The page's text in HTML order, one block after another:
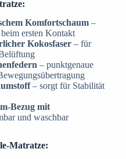
Komfortschaum–
ersten Kontakt
Kokosfaser– für
– punktgenaue
– sorgt für Stabilität
Bezug mit
und waschbar
Matratze: